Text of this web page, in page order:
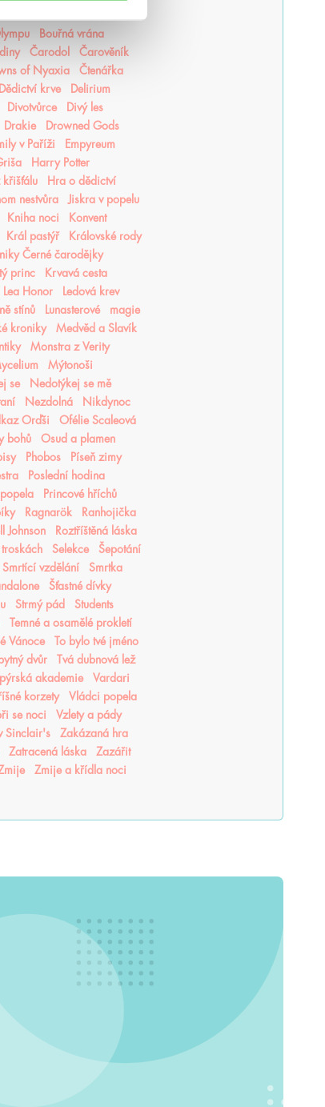
Bouřná vrána
Čarodol
Čarověník
of Nyaxia
Čtenářka
Dědictví krve
Delirium
Divotvůrce
Divý les
Drakie
Drowned Gods
v Paříži
Empyreum
Harry Potter
křišťálu
Hra o dědictví
nestvůra
Jiskra v popelu
Kniha noci
Konvent
Král pastýř
Královské rody
Černé čarodějky
princ
Krvavá cesta
Lea Honor
Ledová krev
stínů Lunasterové
magie
kroniky
Medvěd a Slavík
Monstra z Verity
Mýtonoši
se
Nedotýkej se mě
Nezdolná
Nikdynoc
Orďši
Ofélie Scaleová
bohů
Osud a plamen
Phobos
Píseň zimy
Poslední hodina
Princové hříchů
Ragnarök
Ranhojička
Johnson
Roztříštěná láska
Selekce
Šepotání
Smrtící vzdělání
Smrtka
Šťastné dívky
Strmý pád
Students
Temné a osamělé prokletí
Vánoce
To bylo tvé jméno
dvůr
Tvá dubnová lež
akademie
Vardari
korzety
Vládci popela
se noci
Vzlety a pády
Sinclair's
Zakázaná hra
Zatracená láska
Zazářit
Zmije a křídla noci